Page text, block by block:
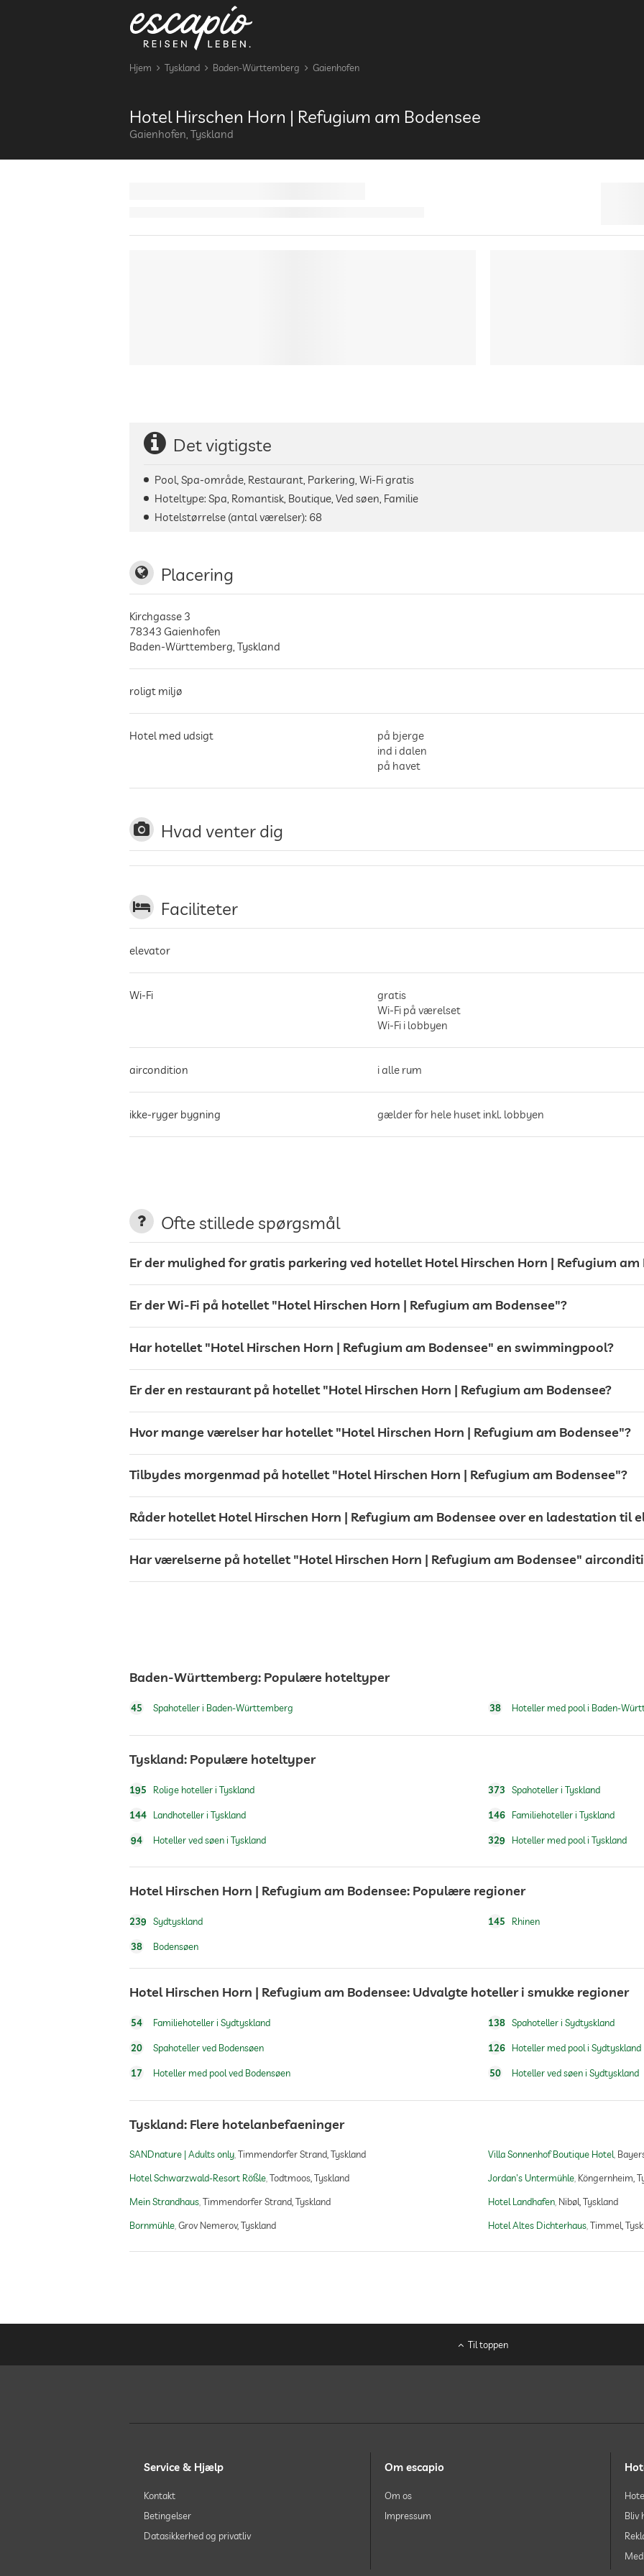
Hjem Tyskland Baden-Württemberg Gaienhofen
Hotel Hirschen Horn | Refugium am Bodensee
Gaienhofen, Tyskland
Det vigtigste
Pool, Spa-område, Restaurant, Parkering, Wi-Fi gratis
Hoteltype: Spa, Romantisk, Boutique, Ved søen, Familie
Hotelstørrelse (antal værelser): 68
Placering
Kirchgasse 3
78343 Gaienhofen
Baden-Württemberg, Tyskland
roligt miljø
Hotel med udsigt
på bjerge
ind i dalen
på havet
Hvad venter dig
Faciliteter
elevator
Wi-Fi
gratis
Wi-Fi på værelset
Wi-Fi i lobbyen
aircondition i alle rum
ikke-ryger bygning gælder for hele huset inkl. lobbyen
ladestation til elbiler
terrasse
morgenmad muligt på terrassen
parasoller
Udsigt over søen
Tøjvask
Båd fortøjning
Have/Udendørs
solbadning område
liggestole
restaurant
aftenunderholdning
ture og udflugter kan bookes
vaskeri service
pengeskab
Tennis
udendørs pool
Designer/Brand Møbler, Gunter Lambert | Knoll |
Ofte stillede spørgsmål
Er der mulighed for gratis parkering ved hotellet Hotel Hirschen Horn | Refugium am
Er der Wi-Fi på hotellet "Hotel Hirschen Horn | Refugium am Bodensee"?
Har hotellet "Hotel Hirschen Horn | Refugium am Bodensee" en swimmingpool?
Er der en restaurant på hotellet "Hotel Hirschen Horn | Refugium am Bodensee?
Hvor mange værelser har hotellet "Hotel Hirschen Horn | Refugium am Bodensee"?
Tilbydes morgenmad på hotellet "Hotel Hirschen Horn | Refugium am Bodensee"?
Råder hotellet Hotel Hirschen Horn | Refugium am Bodensee over en ladestation til
Har værelserne på hotellet "Hotel Hirschen Horn | Refugium am Bodensee"
Baden-Württemberg: Populære hoteltyper
45 Spahoteller i Baden-Württemberg 38 Hoteller med pool i Baden-
Tyskland: Populære hoteltyper
195 Rolige hoteller i Tyskland
144 Landhoteller i Tyskland
94 Hoteller ved søen i Tyskland
373 Spahoteller i Tyskland
146 Familiehoteller i Tyskland
329 Hoteller med pool i Tyskland
Hotel Hirschen Horn | Refugium am Bodensee: Populære regioner
239 Sydtyskland
38 Bodensøen
145 Rhinen
Hotel Hirschen Horn | Refugium am Bodensee: Udvalgte hoteller i smukke regioner
54 Familiehoteller i Sydtyskland
20 Spahoteller ved Bodensøen
17 Hoteller med pool ved Bodensøen
138 Spahoteller i Sydtyskland
126 Hoteller med pool i Sydtyskland
50 Hoteller ved søen i Sydtyskland
Tyskland: Flere hotelanbefaeninger
SANDnature | Adults only Timmendorfer Strand, Tyskland
Hotel Schwarzwald-Resort Rößle Todtmoos, Tyskland
Mein Strandhaus Timmendorfer Strand, Tyskland
Bornmühle Grov Nemerov, Tyskland
Villa Sonnenhof Boutique Hotel
Jordan's Untermühle Köngernheim,
Hotel Landhafen Nibøl, Tyskland
Hotel Altes Dichterhaus Timmel,
Til toppen
Service & Hjælp
Kontakt
Betingelser
Datasikkerhed og privatliv
Om escapio
Om os
Impressum
Bliv